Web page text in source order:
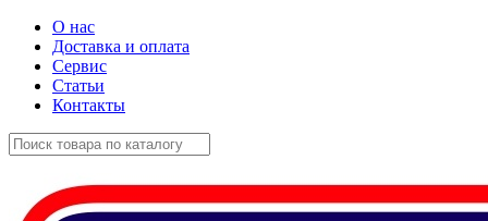
О нас
Доставка и оплата
Сервис
Статьи
Контакты